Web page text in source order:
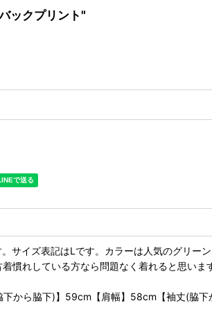
ックプリント"
サイズ表記はLです。カラーは人気のグリー
慣れしている方なら問題なく着れると思いま
下から脇下)】59cm【肩幅】58cm【袖丈(脇